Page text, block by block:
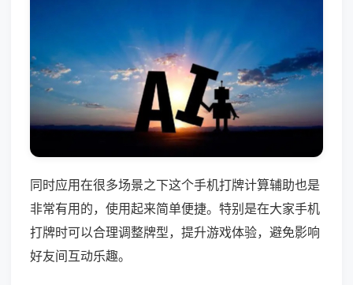
同时应用在很多场景之下这个手机打牌计算辅助也是
非常有用的，使用起来简单便捷。特别是在大家手机
打牌时可以合理调整牌型，提升游戏体验，避免影响
好友间互动乐趣。